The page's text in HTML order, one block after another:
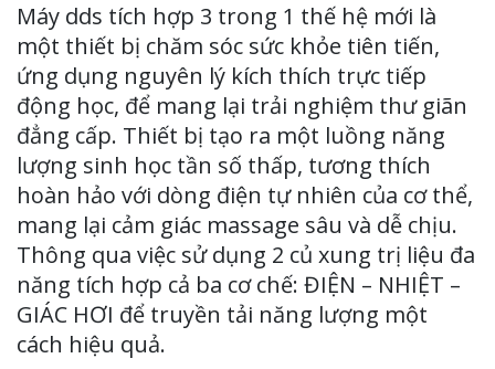
Máy dds tích hợp 3 trong 1 thế hệ mới là
một thiết bị chăm sóc sức khỏe tiên tiến,
ứng dụng nguyên lý kích thích trực tiếp
động học, để mang lại trải nghiệm thư giãn
đẳng cấp. Thiết bị tạo ra một luồng năng
lượng sinh học tần số thấp, tương thích
hoàn hảo với dòng điện tự nhiên của cơ thể,
mang lại cảm giác massage sâu và dễ chịu.
Thông qua việc sử dụng 2 củ xung trị liệu đa
năng tích hợp cả ba cơ chế: ĐIỆN – NHIỆT –
GIÁC HƠI để truyền tải năng lượng một
cách hiệu quả.